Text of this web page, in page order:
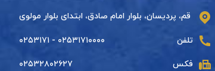
قم، پردیسان، بلوار امام صادق، ابتدای بلوار مولوی
تلفن ۰۲۵۳۱۷۱۰۰۰۰ - ۰۲۵۳۱۷۱
فکس ۰۲۵۳۲۸۰۲۶۲۷